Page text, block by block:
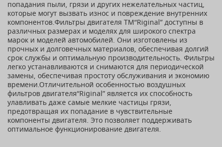
попадания пыли, грязи и других нежелательных частиц,
которые могут вызвать износ и повреждение внутренних
компонентов.Фильтры двигателя ТМ“Riginal” доступны в
различных размерах и моделях для широкого спектра
марок и моделей автомобилей. Они изготовлены из
прочных и долговечных материалов, обеспечивая долгий
срок службы и оптимальную производительность. Фильтры
легко устанавливаются и снимаются для периодической
замены, обеспечивая простоту обслуживания и экономию
времени.Отличительной особенностью воздушных
фильтров двигателя“Riginal” является их способность
улавливать даже самые мелкие частицы грязи,
предотвращая их попадание в чувствительные
компоненты двигателя. Это позволяет поддерживать
оптимальное функционирование двигателя.